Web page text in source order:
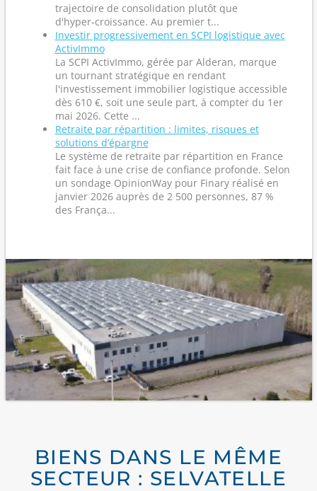
trajectoire de consolidation plutôt que
d'hyper‑croissance. Au premier t...
Investir progressivement en SCPI logistique avec
ActivImmo
La SCPI ActivImmo, gérée par Alderan, marque
un tournant stratégique en rendant
l'investissement immobilier logistique accessible
dès 610 €, soit une seule part, à compter du 1er
mai 2026. Cette ...
Retraite par répartition : limites, risques et
solutions d’épargne
Le système de retraite par répartition en France
fait face à une crise de confiance profonde. Selon
un sondage OpinionWay pour Finary réalisé en
janvier 2026 auprès de 2 500 personnes, 87 %
des França...
BIENS DANS LE MÊME
SECTEUR : SELVATELLE